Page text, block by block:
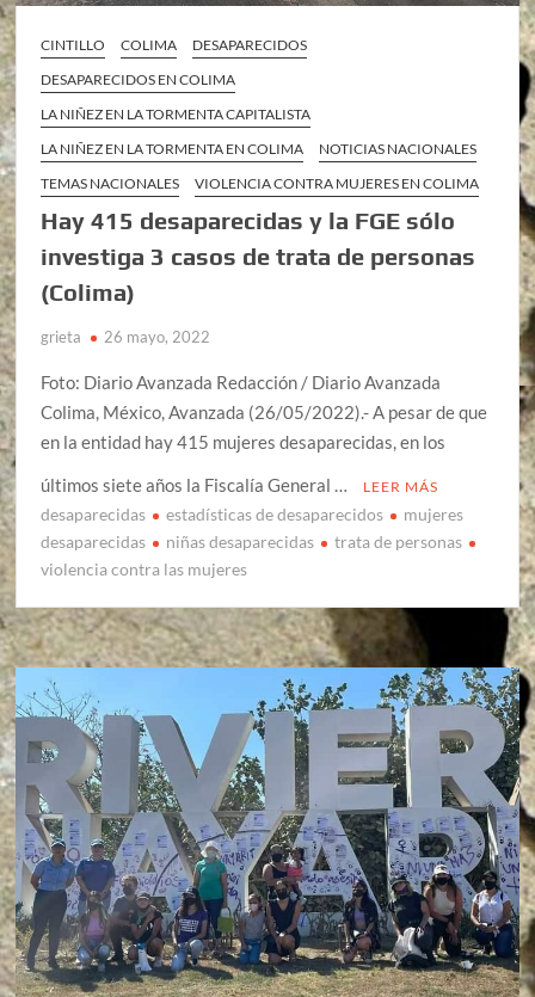
CINTILLO COLIMA
DESAPARECIDOS
DESAPARECIDOS EN COLIMA
LA NIÑEZ EN LA TORMENTA CAPITALISTA
LA NIÑEZ EN LA TORMENTA EN COLIMA
NOTICIAS NACIONALES
TEMAS NACIONALES
VIOLENCIA CONTRA MUJERES EN COLIMA
Hay 415 desaparecidas y la FGE sólo
investiga 3 casos de trata de personas
(Colima)
grieta 26 mayo, 2022
Foto: Diario Avanzada Redacción / Diario Avanzada
Colima, México, Avanzada (26/05/2022).- A pesar de que
en la entidad hay 415 mujeres desaparecidas, en los
últimos siete años la Fiscalía General …
LEER MÁS
desaparecidas estadísticas de desaparecidos
mujeres
desaparecidas
niñas desaparecidas
trata de personas
violencia contra las mujeres